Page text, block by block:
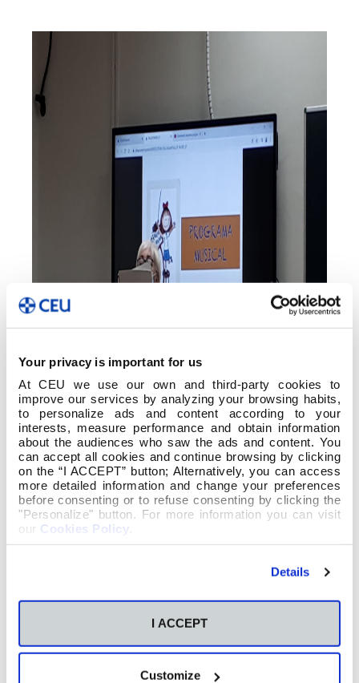
Your privacy is important for us
At CEU we use our own and third-party cookies to
improve our services by analyzing your browsing habits,
to personalize ads and content according to your
interests, measure performance and obtain information
about the audiences who saw the ads and content. You
can accept all cookies and continue browsing by clicking
on the “I ACCEPT” button; Alternatively, you can access
more detailed information and change your preferences
before consenting or to refuse consenting by clicking the
"Personalize" button. For more information you can visit
our Cookies Policy
Details
I ACCEPT
Customize
Ha sido una charla impartida a los alumnos
de segundo de infantil, dentro de la